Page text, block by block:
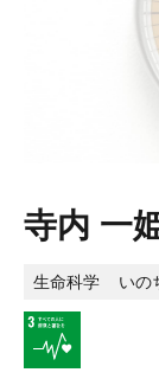
寺内 一
生命科学 いの